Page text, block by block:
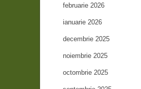
februarie 2026
ianuarie 2026
decembrie 2025
noiembrie 2025
octombrie 2025